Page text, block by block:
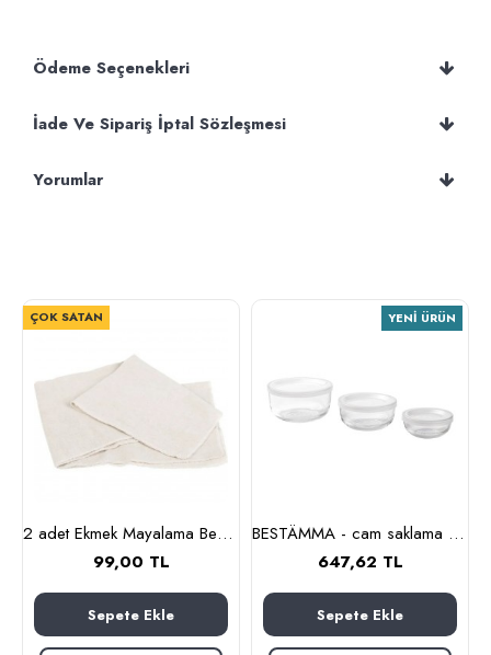
Ödeme Seçenekleri
İade Ve Sipariş İptal Sözleşmesi
Yorumlar
ÇOK SATAN
2 adet Ekmek Mayalama Bezi 50x70 cm, %100 Pamuk Amerikan Pasa Bezi
99,00 TL
Sepete Ekle
YENI ÜRÜN
BESTÄMMA - cam saklama kabı seti (cam)
647,62 TL
Sepete Ekle